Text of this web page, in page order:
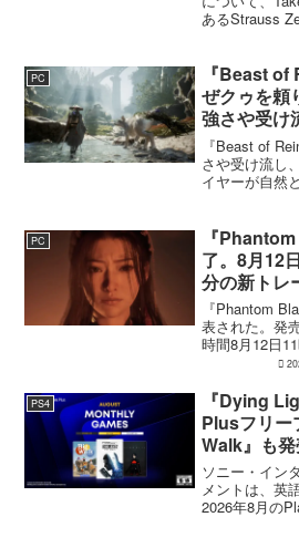
あるStrauss
驚異的な水
であるため、
PC
『Beast
ぜクゥを頼
強さや受け
の共闘”設計
『Beast of
さや受け流し
イヤーが自然
る戦闘が設
ナリオライ
ク...
PC
『
了。8月12
分の新トレ
『Phantom
表された。発
時間8月12日
Steam、Epic
PS4
『Dying
Plusフリー
Walk』も
外発表】
ソニー・イン
メントは、英
2026年8月の
イとして『